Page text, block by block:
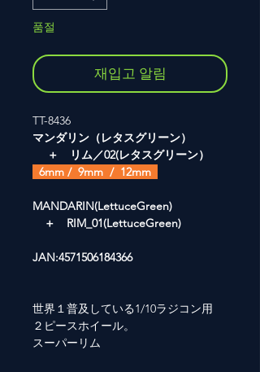
품절
재입고 알림
TT-8436
マンダリン（レタスグリーン）
＋ リム／02(レタスグリーン）
6mm / 9mm / 12mm
MANDARIN(LettuceGreen)
＋ RIM_01(LettuceGreen)
JAN:4571506184366
世界１普及している1/10ラジコン用
２ピースホイール。
スーパーリム